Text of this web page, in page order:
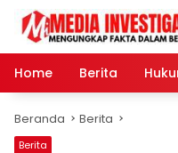
Langsung
konten
Home
Berita
Beranda Berita
Berita